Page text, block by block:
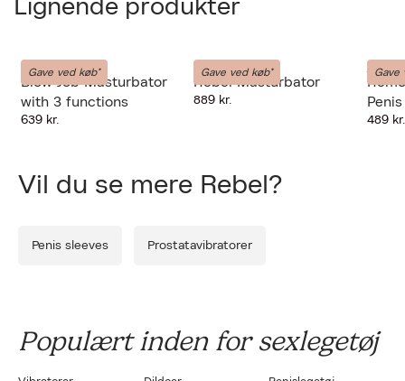
Forrige
Lignende produkter
Gave ved køb*
Rebel
Blow Job Masturbator
with 3 functions
639 kr.
Gave ved køb*
Rebel
Rebel Masturbator
889 kr.
Gave
Rebel
489 kr.
Vil du se mere Rebel?
Penis sleeves Prostatavibratorer
Populært inden for sexlegetøj